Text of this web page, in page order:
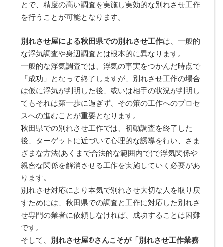
とで、精度の高い調査を実施し実効的な別れさせ工作
を行うことが可能となります。
別れさせ屋による秋田県での別れさせ工作は、一般的
な浮気調査や身辺調査とは根本的に異なります。
一般的な浮気調査では、浮気の事実をつかんだ時点で
「成功」となって終了しますが、別れさせ工作の場合
は仮に浮気が判明した後、或いは相手の状況が判明し
てもそれは第一歩に過ぎず、その策の工作へのプロセ
スへの進むことが重要となります。
秋田県での別れさせ工作では、初動調査を終了した
後、ターゲットに近づいて心理的な誘導を行い、さま
ざまな方法(あくまで合法的な範囲内で)で浮気関係や
親密な関係を解消させる工作を実施していく必要があ
ります。
別れさせ対応により本気で別れさせ大切な人を取り戻
すためには、秋田県での調査と工作に対応した別れさ
せ専門の業者に依頼しなければ、成功することは困難
です。
そして、 別れさせ屋®さんこそが「別れさせ工作業務